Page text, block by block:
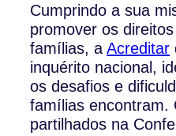
Cumprindo a sua
promover os
famílias, aAcreditar
inquérito nacional,
os desafios e
famílias encontram.
partilhados na